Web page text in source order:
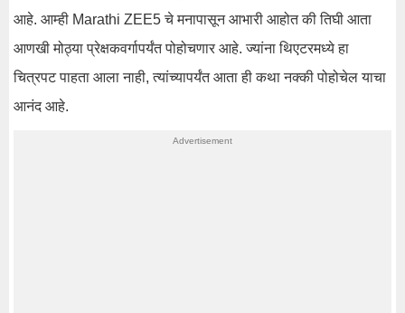
आहे. आम्ही Marathi ZEE5 चे मनापासून आभारी आहोत की तिघी आता
आणखी मोठ्या प्रेक्षकवर्गापर्यंत पोहोचणार आहे. ज्यांना थिएटरमध्ये हा
चित्रपट पाहता आला नाही, त्यांच्यापर्यंत आता ही कथा नक्की पोहोचेल याचा
आनंद आहे.